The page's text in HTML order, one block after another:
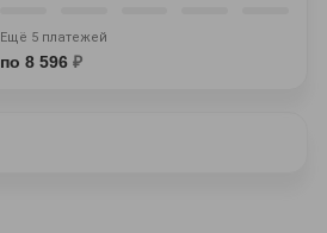
Ещё 5 платежей
по 8 596 ₽